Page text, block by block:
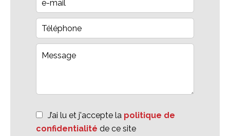
J’ai lu et j'accepte la politique de
confidentialité de ce site